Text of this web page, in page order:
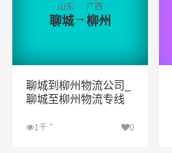
山东
聊城→
广西
柳州
聊城到柳州物流公司_
聊城至柳州物流专线
1千 + 0